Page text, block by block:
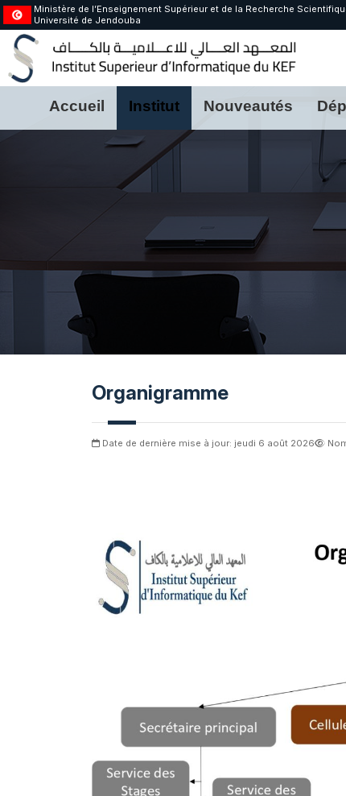
Ministère de l’Enseignement Supérieur et de la Recherche
Université de Jendouba
Accueil Institut Nouveautés
Organigramme
Date de dernière mise à jour: jeudi 6 août 2026